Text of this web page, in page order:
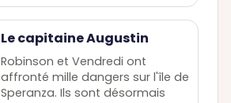
Le capitaine Augustin
Robinson et Vendredi ont
affronté mille dangers sur l'île de
Speranza. Ils sont désormais